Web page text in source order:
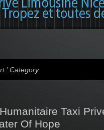
’ Category
Taxi
Of Hope